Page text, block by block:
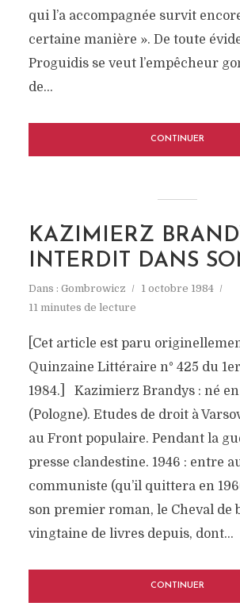
qui l’a accompagnée survit
certaine manière ». De toute
Proguidis se veut l’empêcheur
de...
CONTINUER
KAZIMIERZ
INTERDIT DANS
Dans : Gombrowicz
1 octobre 1984
11 minutes de lecture
[Cet article est paru
Quinzaine Littéraire n° 425 du
1984.] Kazimierz Brandys : né en
(Pologne). Etudes de droit à
au Front populaire. Pendant la
presse clandestine. 1946 : entre
communiste (qu’il quittera en
son premier roman, le Cheval de
vingtaine de livres depuis, dont...
CONTINUER